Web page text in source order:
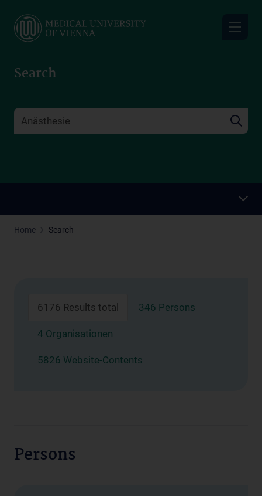
main
Search
Home Search
6176 Results total 346 Persons
4 Organisationen
5826 Website-Contents
Persons